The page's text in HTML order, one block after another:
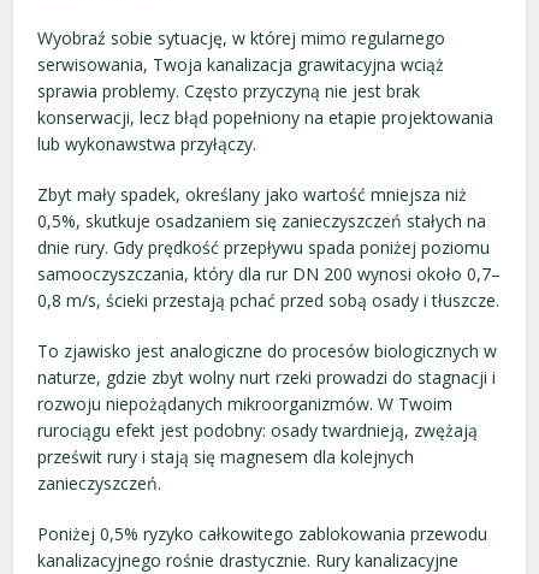
Wyobraź sobie sytuację, w której mimo regularnego
serwisowania, Twoja kanalizacja grawitacyjna wciąż
sprawia problemy. Często przyczyną nie jest brak
konserwacji, lecz błąd popełniony na etapie projektowania
lub wykonawstwa przyłączy.
Zbyt mały spadek, określany jako wartość mniejsza niż
0,5%, skutkuje osadzaniem się zanieczyszczeń stałych na
dnie rury. Gdy prędkość przepływu spada poniżej poziomu
samooczyszczania, który dla rur DN 200 wynosi około 0,7–
0,8 m/s, ścieki przestają pchać przed sobą osady i tłuszcze.
To zjawisko jest analogiczne do procesów biologicznych w
naturze, gdzie zbyt wolny nurt rzeki prowadzi do stagnacji i
rozwoju niepożądanych mikroorganizmów. W Twoim
rurociągu efekt jest podobny: osady twardnieją, zwężają
prześwit rury i stają się magnesem dla kolejnych
zanieczyszczeń.
Poniżej 0,5% ryzyko całkowitego zablokowania przewodu
kanalizacyjnego rośnie drastycznie. Rury kanalizacyjne